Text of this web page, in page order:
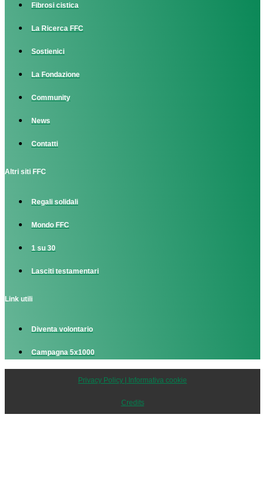
Fibrosi cistica
La Ricerca FFC
Sostienici
La Fondazione
Community
News
Contatti
Altri siti FFC
Regali solidali
Mondo FFC
1 su 30
Lasciti testamentari
Link utili
Diventa volontario
Campagna 5x1000
Privacy Policy | Informativa cookie
Credits